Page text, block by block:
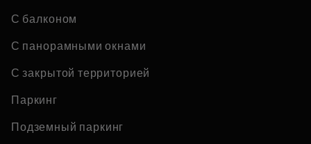
С балконом
С панорамными окнами
С закрытой территорией
Паркинг
Подземный паркинг